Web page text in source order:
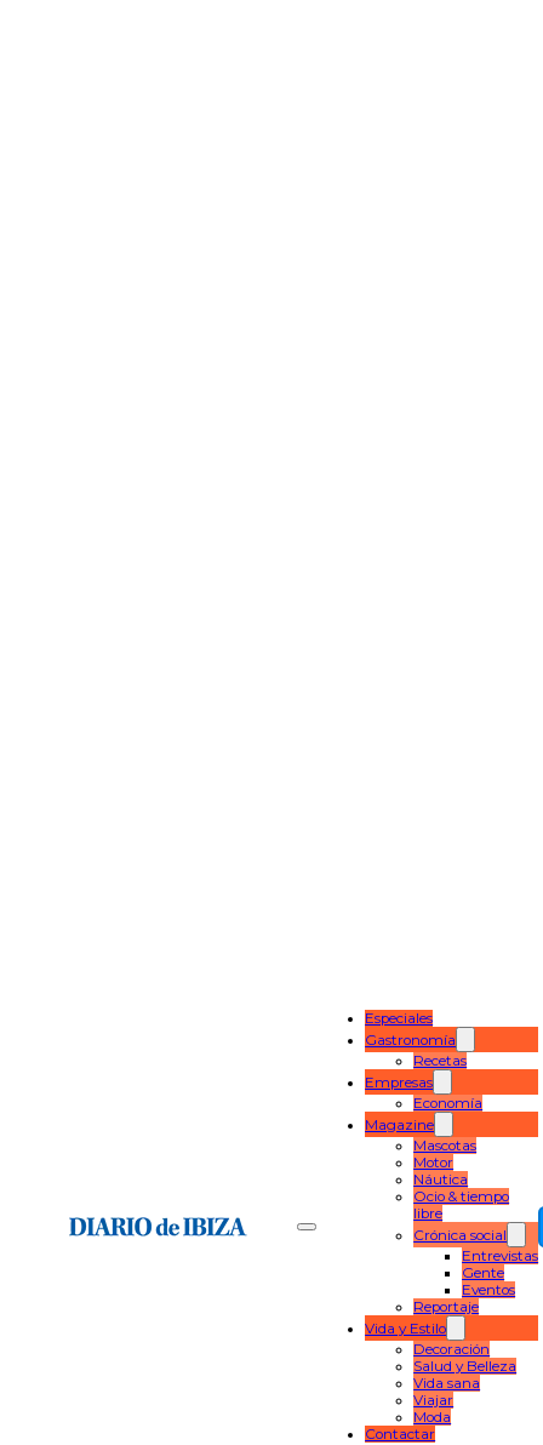
Especiales
Gastronomía
Recetas
Empresas
Economía
Magazine
Mascotas
Motor
Náutica
Ocio & tiempo
libre
Crónica social
Entrevistas
Gente
Eventos
Reportaje
Vida y Estilo
Decoración
Salud y Belleza
Vida sana
Viajar
Moda
Contactar